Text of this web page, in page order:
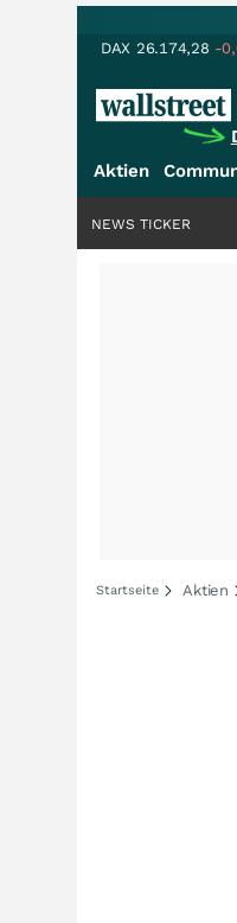
DAX 26.174,28 -
Aktien
NEWS TICKER
Startseite Aktien